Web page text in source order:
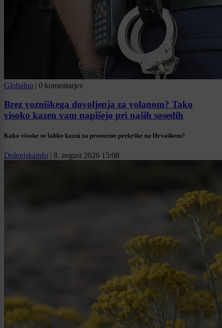
Globalno | 0 komentarjev
Brez vozniškega dovoljenja za volanom? Tako
visoko kazen vam napišejo pri naših sosedih
Kako visoke so lahko kazni za prometne prekrške na Hrvaškem?
Dolenjskainfo | 8. avgust 2026 15:08